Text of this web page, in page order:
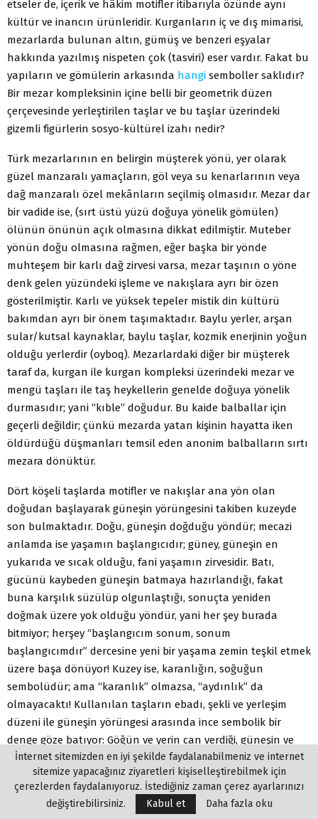
etseler de, içerik ve hâkim motifler itibarıyla özünde aynı
kültür ve inancın ürünleridir. Kurganların iç ve dış mimarisi,
mezarlarda bulunan altın, gümüş ve benzeri eşyalar
hakkında yazılmış nispeten çok (tasviri) eser vardır. Fakat bu
yapıların ve gömülerin arkasında hangi semboller saklıdır?
Bir mezar kompleksinin içine belli bir geometrik düzen
çerçevesinde yerleştirilen taşlar ve bu taşlar üzerindeki
gizemli figürlerin sosyo-kültürel izahı nedir?
Türk mezarlarının en belirgin müşterek yönü, yer olarak
güzel manzaralı yamaçların, göl veya su kenarlarının veya
dağ manzaralı özel mekânların seçilmiş olmasıdır. Mezar dar
bir vadide ise, (sırt üstü yüzü doğuya yönelik gömülen)
ölünün önünün açık olmasına dikkat edilmiştir. Muteber
yönün doğu olmasına rağmen, eğer başka bir yönde
muhteşem bir karlı dağ zirvesi varsa, mezar taşının o yöne
denk gelen yüzündeki işleme ve nakışlara ayrı bir özen
gösterilmiştir. Karlı ve yüksek tepeler mistik din kültürü
bakımdan ayrı bir önem taşımaktadır. Baylu yerler, arşan
sular/kutsal kaynaklar, baylu taşlar, kozmik enerjinin yoğun
olduğu yerlerdir (oyboq). Mezarlardaki diğer bir müşterek
taraf da, kurgan ile kurgan kompleksi üzerindeki mezar ve
mengü taşları ile taş heykellerin genelde doğuya yönelik
durmasıdır; yani “kıble” doğudur. Bu kaide balballar için
geçerli değildir; çünkü mezarda yatan kişinin hayatta iken
öldürdüğü düşmanları temsil eden anonim balbalların sırtı
mezara dönüktür.
Dört köşeli taşlarda motifler ve nakışlar ana yön olan
doğudan başlayarak güneşin yörüngesini takiben kuzeyde
son bulmaktadır. Doğu, güneşin doğduğu yöndür; mecazi
anlamda ise yaşamın başlangıcıdır; güney, güneşin en
yukarıda ve sıcak olduğu, fani yaşamın zirvesidir. Batı,
gücünü kaybeden güneşin batmaya hazırlandığı, fakat
buna karşılık süzülüp olgunlaştığı, sonuçta yeniden
doğmak üzere yok olduğu yöndür, yani her şey burada
bitmiyor; herşey “başlangıcım sonum, sonum
başlangıcımdır” dercesine yeni bir yaşama zemin teşkil etmek
üzere başa dönüyor! Kuzey ise, karanlığın, soğuğun
sembolüdür; ama “karanlık” olmazsa, “aydınlık” da
olmayacaktı! Kullanılan taşların ebadı, şekli ve yerleşim
düzeni ile güneşin yörüngesi arasında ince sembolik bir
denge göze batıyor: Göğün ve yerin can verdiği, güneşin ve
ayın iş başına getirdiği Büyük Hun Tanrıkutu (…), her sabah
tan yeri ağarmadan kalkar ve karargâhını terk eder ve (bir
tepeye çıkarak) güneşin doğuşunu saygıyla selamlar.
(Batıda) yeni ayın doğuşu saygıyla selamlanır.
İnternet sitemizden en iyi şekilde faydalanabilmeniz ve internet
sitemize yapacağınız ziyaretleri kişiselleştirebilmek için
çerezlerden faydalanıyoruz. İstediğiniz zaman çerez ayarlarınızı
değiştirebilirsiniz.
Kabul et Daha fazla oku